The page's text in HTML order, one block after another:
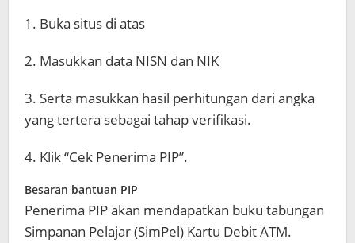
1. Buka situs di atas
2. Masukkan data NISN dan NIK
3. Serta masukkan hasil perhitungan dari angka
yang tertera sebagai tahap verifikasi.
4. Klik “Cek Penerima PIP”.
Besaran bantuan PIP
Penerima PIP akan mendapatkan buku tabungan
Simpanan Pelajar (SimPel) Kartu Debit ATM.